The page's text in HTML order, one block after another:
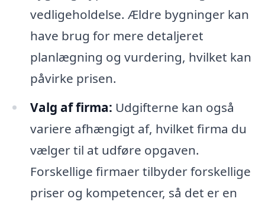
vedligeholdelse. Ældre bygninger kan
have brug for mere detaljeret
planlægning og vurdering, hvilket kan
påvirke prisen.
Valg af firma: Udgifterne kan også
variere afhængigt af, hvilket firma du
vælger til at udføre opgaven.
Forskellige firmaer tilbyder forskellige
priser og kompetencer, så det er en